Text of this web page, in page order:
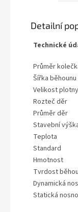
Detailní
Technické
Průměr
Šířka běhounu
Velikost plotny
Rozteč děr
Průměr děr
Stavební
Teplota
Standard
Hmotnost
Tvrdost
Dynamická
Statická